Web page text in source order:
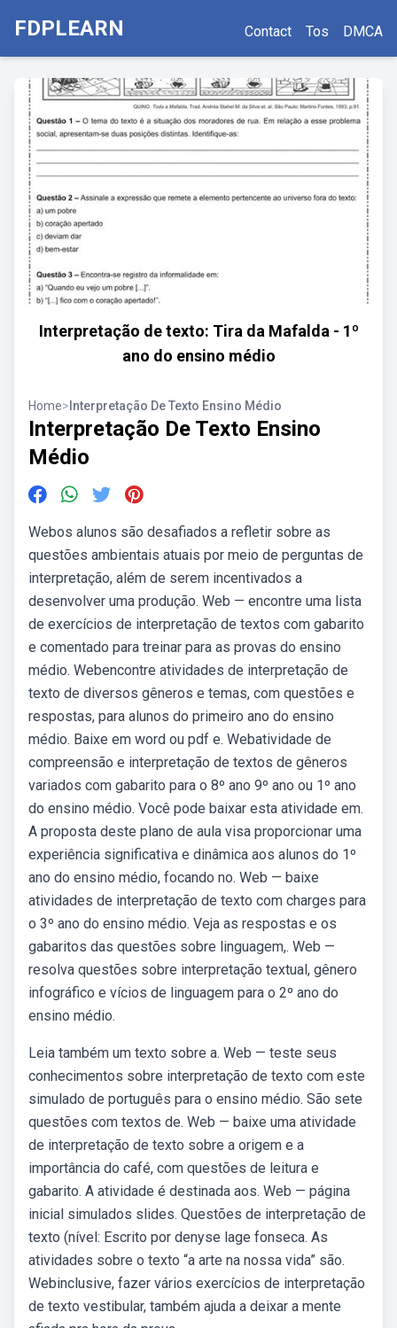
FDPLEARN Contact Tos DMCA
Interpretação de texto: Tira da Mafalda - 1º
ano do ensino médio
Home> Interpretação De Texto Ensino Médio
Interpretação De Texto Ensino
Médio
Webos alunos são desafiados a refletir sobre as
questões ambientais atuais por meio de perguntas de
interpretação, além de serem incentivados a
desenvolver uma produção. Web — encontre uma lista
de exercícios de interpretação de textos com gabarito
e comentado para treinar para as provas do ensino
médio. Webencontre atividades de interpretação de
texto de diversos gêneros e temas, com questões e
respostas, para alunos do primeiro ano do ensino
médio. Baixe em word ou pdf e. Webatividade de
compreensão e interpretação de textos de gêneros
variados com gabarito para o 8º ano 9º ano ou 1º ano
do ensino médio. Você pode baixar esta atividade em.
A proposta deste plano de aula visa proporcionar uma
experiência significativa e dinâmica aos alunos do 1º
ano do ensino médio, focando no. Web — baixe
atividades de interpretação de texto com charges para
o 3º ano do ensino médio. Veja as respostas e os
gabaritos das questões sobre linguagem,. Web —
resolva questões sobre interpretação textual, gênero
infográfico e vícios de linguagem para o 2º ano do
ensino médio.
Leia também um texto sobre a. Web — teste seus
conhecimentos sobre interpretação de texto com este
simulado de português para o ensino médio. São sete
questões com textos de. Web — baixe uma atividade
de interpretação de texto sobre a origem e a
importância do café, com questões de leitura e
gabarito. A atividade é destinada aos. Web — página
inicial simulados slides. Questões de interpretação de
texto (nível: Escrito por denyse lage fonseca. As
atividades sobre o texto “a arte na nossa vida” são.
Webinclusive, fazer vários exercícios de interpretação
de texto vestibular, também ajuda a deixar a mente